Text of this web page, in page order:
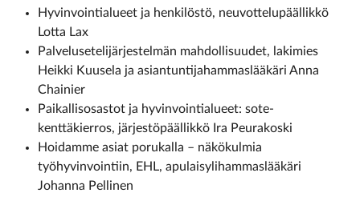
Hyvinvointialueet ja henkilöstö, neuvottelupäällikkö
Lotta Lax
Palvelusetelijärjestelmän mahdollisuudet, lakimies
Heikki Kuusela ja asiantuntijahammaslääkäri Anna
Chainier
Paikallisosastot ja hyvinvointialueet: sote-
kenttäkierros, järjestöpäällikkö Ira Peurakoski
Hoidamme asiat porukalla – näkökulmia
työhyvinvointiin, EHL, apulaisylihammaslääkäri
Johanna Pellinen